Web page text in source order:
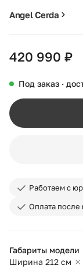
Angel Cerda
420 990 ₽
Под заказ ·
Работаем с
Оплата
Габариты модели
Ширина 212 см